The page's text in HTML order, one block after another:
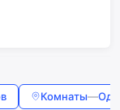
Комнаты—